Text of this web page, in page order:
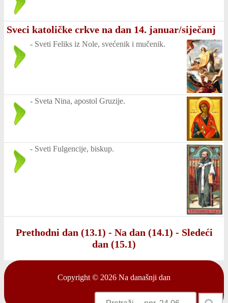
Sveci katoličke crkve na dan 14. januar/siječanj
- Sveti Feliks iz Nole, svećenik i mučenik.
- Sveta Nina, apostol Gruzije.
- Sveti Fulgencije, biskup.
Prethodni dan (13.1) - Na dan (14.1) - Sledeći
dan (15.1)
Copyright © 2026 Na današnji dan